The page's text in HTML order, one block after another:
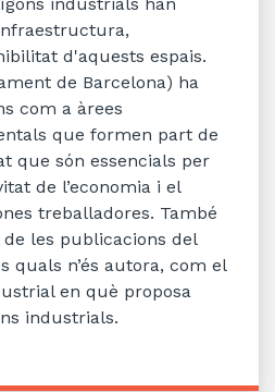
industrials han
d'aquests espais.
de Barcelona) ha
com a àrees
que formen part de
que són essencials per
de l’economia i el
treballadores. També
les publicacions del
quals n’és autora, com el
en què proposa
industrials.